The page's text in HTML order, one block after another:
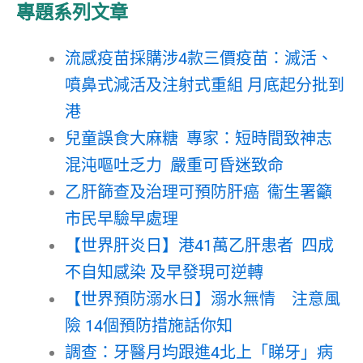
專題系列文章
流感疫苗採購涉4款三價疫苗：滅活、
噴鼻式減活及注射式重組 月底起分批到
港
兒童誤食大麻糖 專家：短時間致神志
混沌嘔吐乏力 嚴重可昏迷致命
乙肝篩查及治理可預防肝癌 衞生署籲
市民早驗早處理
【世界肝炎日】港41萬乙肝患者 四成
不自知感染 及早發現可逆轉
【世界預防溺水日】溺水無情 注意風
險 14個預防措施話你知
調查：牙醫月均跟進4北上「睇牙」病